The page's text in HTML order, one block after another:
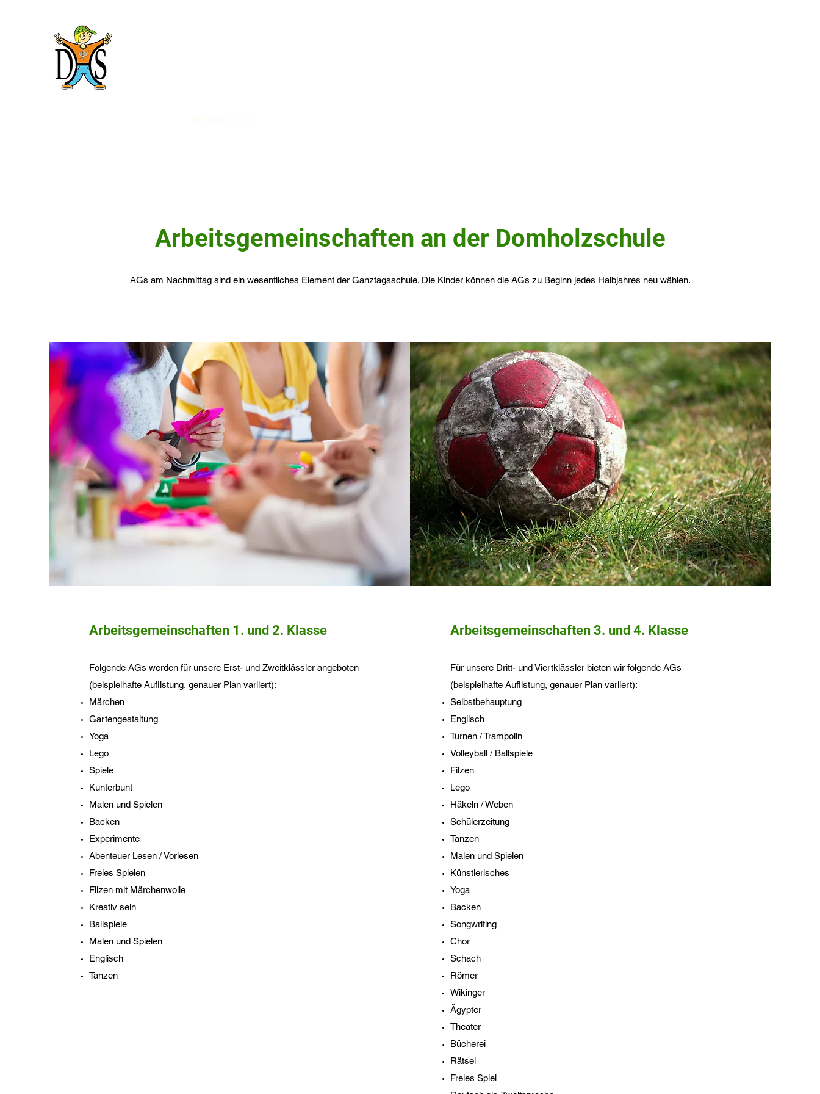
Arbeitsgemeinschaften an der Domholzschule
AGs am Nachmittag sind ein wesentliches Element der Ganztagsschule. Die Kinder können die AGs zu Beginn jedes Halbjahres neu wählen.
Arbeitsgemeinschaften 1. und 2. Klasse
Folgende AGs werden für unsere Erst- und Zweitklässler angeboten
(beispielhafte Auflistung, genauer Plan variiert):
Märchen
Gartengestaltung
Yoga
Lego
Spiele
Kunterbunt
Malen und Spielen
Backen
Experimente
Abenteuer Lesen / Vorlesen
Freies Spielen
Filzen mit Märchenwolle
Kreativ sein
Ballspiele
Malen und Spielen
Englisch
Tanzen
Arbeitsgemeinschaften 3. und 4. Klasse
Für unsere Dritt- und Viertklässler bieten wir folgende AGs
(beispielhafte Auflistung, genauer Plan variiert):​
Selbstbehauptung
Englisch
Turnen / Trampolin
Volleyball / Ballspiele
Filzen
Lego
Häkeln / Weben
Schülerzeitung
Tanzen
Malen und Spielen
Künstlerisches
Yoga
Backen
Songwriting
Chor
Schach
Römer
Wikinger
Ägypter
Theater
Bücherei
Rätsel
Freies Spiel